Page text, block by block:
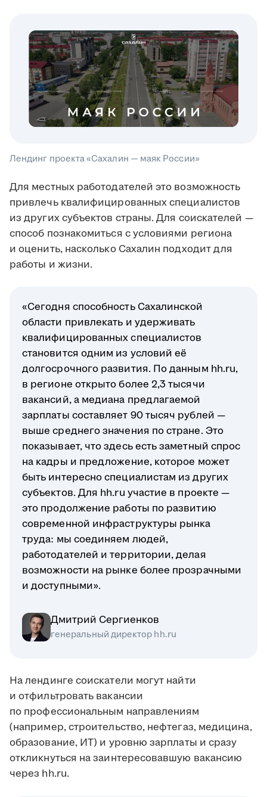
Лендинг проекта «Сахалин — маяк России»
Для местных работодателей это возможность
привлечь квалифицированных специалистов
из других субъектов страны. Для соискателей —
способ познакомиться с условиями региона
и оценить, насколько Сахалин подходит для
работы и жизни.
«Сегодня способность Сахалинской
области привлекать и удерживать
квалифицированных специалистов
становится одним из условий её
долгосрочного развития. По данным hh.ru,
в регионе открыто более 2,3 тысячи
вакансий, а медиана предлагаемой
зарплаты составляет 90 тысяч рублей —
выше среднего значения по стране. Это
показывает, что здесь есть заметный спрос
на кадры и предложение, которое может
быть интересно специалистам из других
субъектов. Для hh.ru участие в проекте —
это продолжение работы по развитию
современной инфраструктуры рынка
труда: мы соединяем людей,
работодателей и территории, делая
возможности на рынке более прозрачными
и доступными».
Дмитрий Сергиенков
генеральный директор hh.ru
На лендинге соискатели могут найти
и отфильтровать вакансии
по профессиональным направлениям
(например, строительство, нефтегаз, медицина,
образование, ИТ) и уровню зарплаты и сразу
откликнуться на заинтересовавшую вакансию
через hh.ru.